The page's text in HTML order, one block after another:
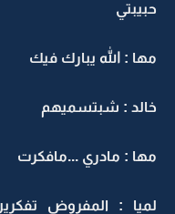
حبيبتي
مها : الله يبارك فيك
خالد : شبتسميهم
مها : مادري ...مافكرت
لميا : المفروض